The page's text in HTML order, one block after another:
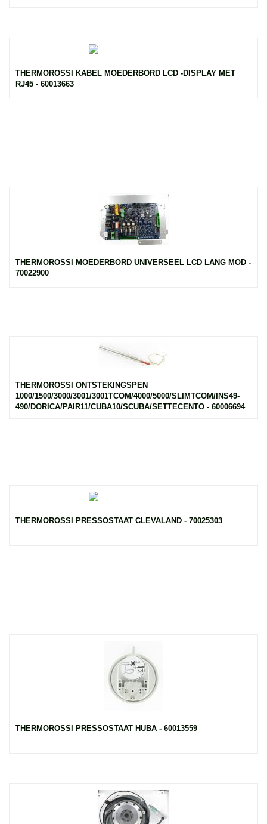
THERMOROSSI KABEL MOEDERBORD LCD -DISPLAY MET
RJ45 - 60013663
THERMOROSSI MOEDERBORD UNIVERSEEL LCD LANG MOD -
70022900
THERMOROSSI ONTSTEKINGSPEN
1000/1500/3000/3001/3001TCOM/4000/5000/SLIMTCOM/INS49-
490/DORICA/PAIR11/CUBA10/SCUBA/SETTECENTO - 60006694
THERMOROSSI PRESSOSTAAT CLEVALAND - 70025303
THERMOROSSI PRESSOSTAAT HUBA - 60013559